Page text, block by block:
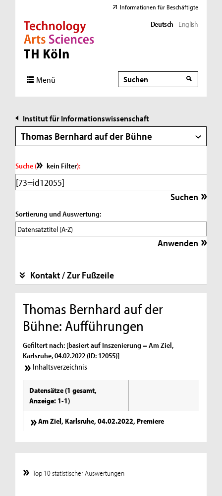
Direkt zur Hauptnavigation
Direkt zur Subnavigation
Direkt zum Inhalt
Direkt zum Fußbereich
Informationen für Beschäftigte
Deutsch English
Menü Suche
Suche
Institut für Informationswissenschaft
Thomas Bernhard auf der Bühne
Suche ( kein Filter):
Sortierung und Auswertung:
Kontakt / Zur Fußzeile
Thomas Bernhard auf der
Bühne: Aufführungen
Gefiltert nach: [basiert auf Inszenierung = Am Ziel,
Karlsruhe, 04.02.2022 (ID: 12055)]
Inhaltsverzeichnis
Datensätze (1 gesamt,
Anzeige: 1-1)
Am Ziel, Karlsruhe, 04.02.2022, Premiere
Top 10 statistischer Auswertungen